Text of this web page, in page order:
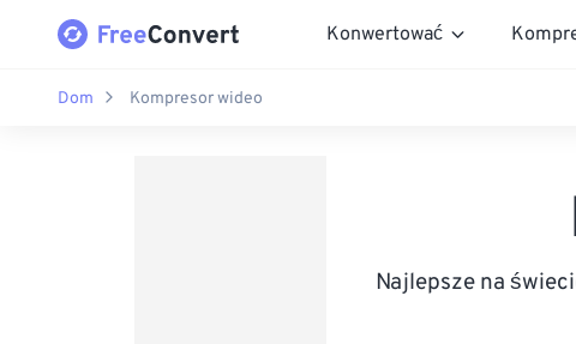
Konwertować
Dom Kompresor wideo
Najlepsze na